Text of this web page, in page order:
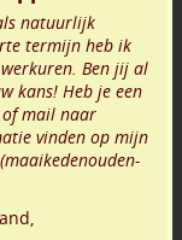
natuurlijk
termijn heb ik
Ben jij al
kans! Heb je een
of mail naar
vinden op mijn